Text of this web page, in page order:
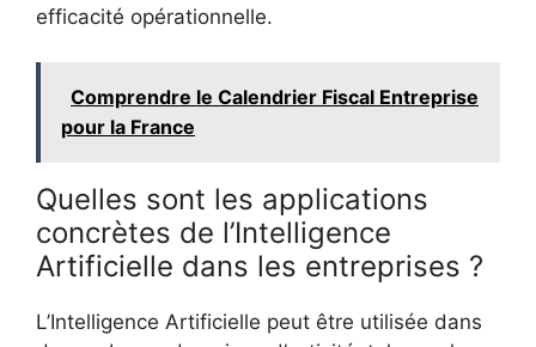
efficacité opérationnelle.
Comprendre le Calendrier Fiscal Entreprise
pour la France
Quelles sont les applications
concrètes de l’Intelligence
Artificielle dans les entreprises ?
L’Intelligence Artificielle peut être utilisée dans